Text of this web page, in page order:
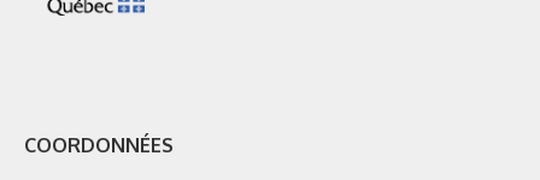
COORDONNÉES